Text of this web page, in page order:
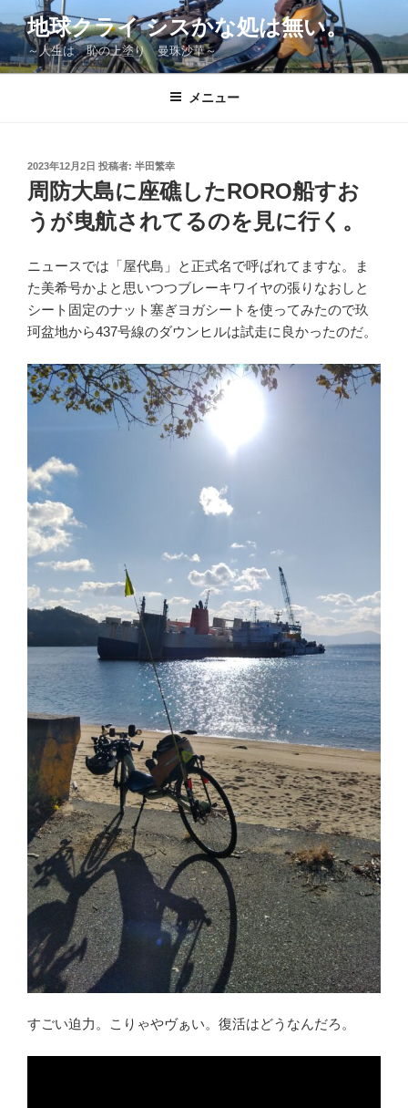
ン
テ
ン
地球クライ シスかな処は無い。
～人生は 恥の上塗り 曼珠沙華～
メニュー
投
稿
日:
2023年12月2日 投稿者: 半田繁幸
周防大島に座礁したRORO船すお
うが曳航されてるのを見に行く。
ニュースでは「屋代島」と正式名で呼ばれてますな。ま
た美希号かよと思いつつブレーキワイヤの張りなおしと
シート固定のナット塞ぎヨガシートを使ってみたので玖
珂盆地から437号線のダウンヒルは試走に良かったのだ。
すごい迫力。こりゃやヴぁい。復活はどうなんだろ。